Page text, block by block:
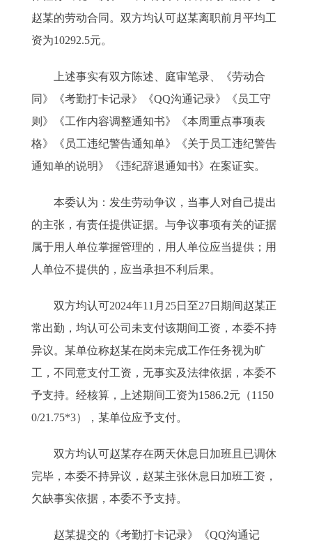
赵某的劳动合同。双方均认可赵某离职前月平均工
资为10292.5元。
上述事实有双方陈述、庭审笔录、《劳动合
同》《考勤打卡记录》《QQ沟通记录》《员工守
则》《工作内容调整通知书》《本周重点事项表
格》《员工违纪警告通知单》《关于员工违纪警告
通知单的说明》《违纪辞退通知书》在案证实。
本委认为：发生劳动争议，当事人对自己提出
的主张，有责任提供证据。与争议事项有关的证据
属于用人单位掌握管理的，用人单位应当提供；用
人单位不提供的，应当承担不利后果。
双方均认可2024年11月25日至27日期间赵某正
常出勤，均认可公司未支付该期间工资，本委不持
异议。某单位称赵某在岗未完成工作任务视为旷
工，不同意支付工资，无事实及法律依据，本委不
予支持。经核算，上述期间工资为1586.2元（1150
0/21.75*3），某单位应予支付。
双方均认可赵某存在两天休息日加班且已调休
完毕，本委不持异议，赵某主张休息日加班工资，
欠缺事实依据，本委不予支持。
赵某提交的《考勤打卡记录》《QQ沟通记